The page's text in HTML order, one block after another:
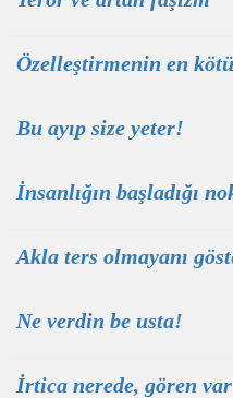
Özelleştirmenin en
Bu ayıp size yeter!
İnsanlığın başladığı
Akla ters olmayanı
Ne verdin be usta!
İrtica nerede, gören var